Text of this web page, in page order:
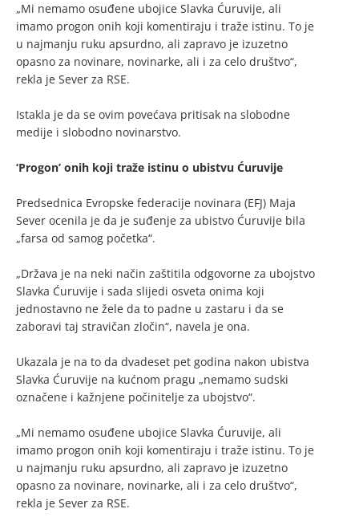
„Mi nemamo osuđene ubojice Slavka Ćuruvije, ali
imamo progon onih koji komentiraju i traže istinu. To je
u najmanju ruku apsurdno, ali zapravo je izuzetno
opasno za novinare, novinarke, ali i za celo društvo“,
rekla je Sever za RSE.
Istakla je da se ovim povećava pritisak na slobodne
medije i slobodno novinarstvo.
‘Progon’ onih koji traže istinu o ubistvu Ćuruvije
Predsednica Evropske federacije novinara (EFJ) Maja
Sever ocenila je da je suđenje za ubistvo Ćuruvije bila
„farsa od samog početka“.
„Država je na neki način zaštitila odgovorne za ubojstvo
Slavka Ćuruvije i sada slijedi osveta onima koji
jednostavno ne žele da to padne u zastaru i da se
zaboravi taj stravičan zločin“, navela je ona.
Ukazala je na to da dvadeset pet godina nakon ubistva
Slavka Ćuruvije na kućnom pragu „nemamo sudski
označene i kažnjene počinitelje za ubojstvo“.
„Mi nemamo osuđene ubojice Slavka Ćuruvije, ali
imamo progon onih koji komentiraju i traže istinu. To je
u najmanju ruku apsurdno, ali zapravo je izuzetno
opasno za novinare, novinarke, ali i za celo društvo“,
rekla je Sever za RSE.